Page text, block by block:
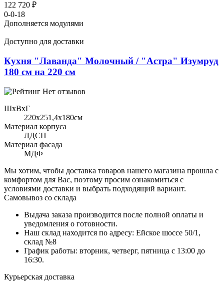
122 720 ₽
0-0-18
Дополняется модулями
Доступно для доставки
Кухня "Лаванда" Молочный / "Астра" Изумруд
180 см на 220 см
Нет отзывов
ШхВхГ
220x251,4х180см
Материал корпуса
ЛДСП
Материал фасада
МДФ
Мы хотим, чтобы доставка товаров нашего магазина прошла с
комфортом для Вас, поэтому просим ознакомиться с
условиями доставки и выбрать подходящий вариант.
Самовывоз со склада
Выдача заказа производится после полной оплаты и
уведомления о готовности.
Наш склад находится по адресу: Ейское шоссе 50/1,
склад №8
График работы: вторник, четверг, пятница с 13:00 до
16:30.
Курьерская доставка